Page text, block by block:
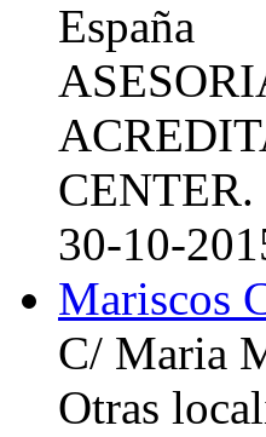
España
CENTER.
30-10-
Mariscos
C/ Maria
Otras